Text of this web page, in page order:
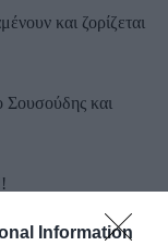
Information
και ζορίζεται
Σουσούδης και
πληρώνουμε